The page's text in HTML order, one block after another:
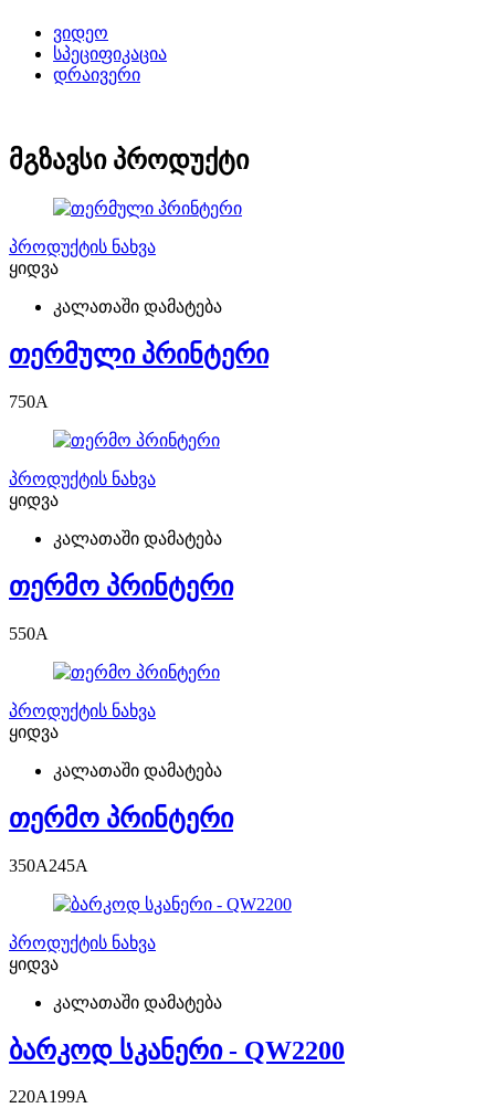
ვიდეო
სპეციფიკაცია
დრაივერი
მგზავსი პროდუქტი
პროდუქტის ნახვა
ყიდვა
კალათაში დამატება
თერმული პრინტერი
750A
პროდუქტის ნახვა
ყიდვა
კალათაში დამატება
თერმო პრინტერი
550A
პროდუქტის ნახვა
ყიდვა
კალათაში დამატება
თერმო პრინტერი
350A245A
პროდუქტის ნახვა
ყიდვა
კალათაში დამატება
ბარკოდ სკანერი - QW2200
220A199A